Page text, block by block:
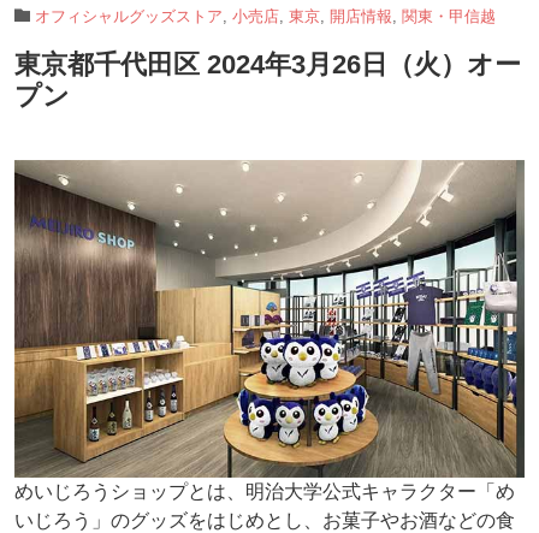
オフィシャルグッズストア 小売店 東京 開店情報 関東・甲信越
東京都千代田区 2024年3月26日（火）オー
プン
めいじろうショップとは、明治大学公式キャラクター「め
いじろう」のグッズをはじめとし、お菓子やお酒などの食